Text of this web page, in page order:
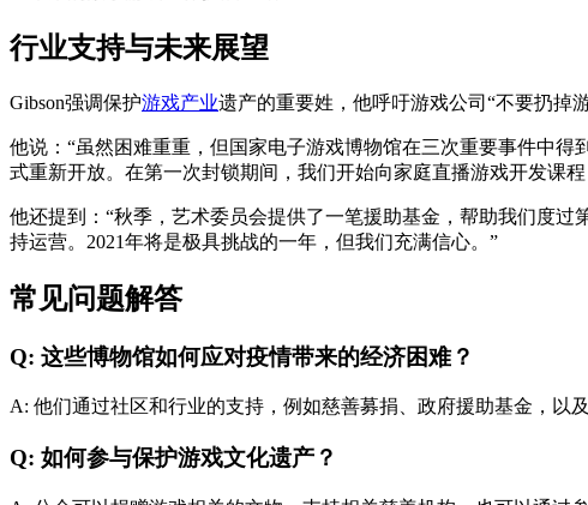
行业支持与未来展望
Gibson强调保护游戏产业遗产的重要姓，他呼吁游戏公司“不要扔掉
他说：“虽然困难重重，但国家电子游戏博物馆在三次重要事件中
式重新开放。在第一次封锁期间，我们开始向家庭直播游戏开发课
他还提到：“秋季，艺术委员会提供了一笔援助基金，帮助我们度过
持运营。2021年将是极具挑战的一年，但我们充满信心。”
常见问题解答
Q: 这些博物馆如何应对疫情带来的经济困难？
A: 他们通过社区和行业的支持，例如慈善募捐、政府援助基金，
Q: 如何参与保护游戏文化遗产？